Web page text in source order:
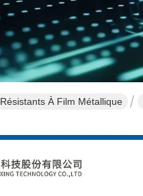
Résistants À Film Métallique